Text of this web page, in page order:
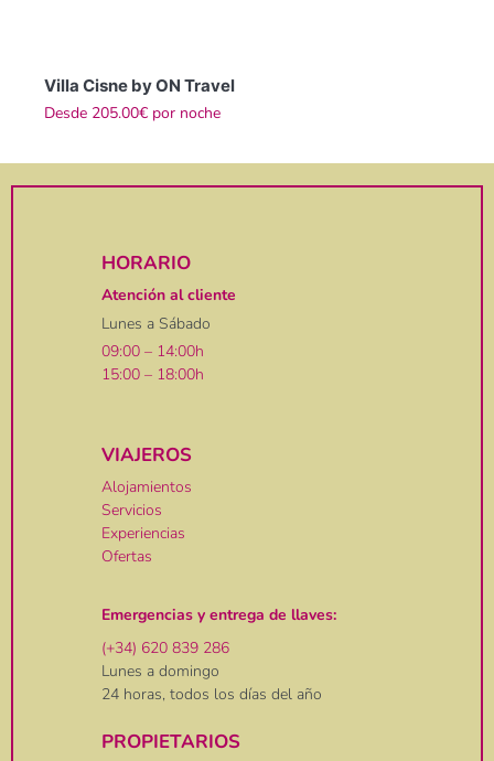
Villa Cisne by ON Travel
Desde 205.00€ por noche
HORARIO
Atención al cliente
Lunes a Sábado
09:00 – 14:00h
15:00 – 18:00h
VIAJEROS
Alojamientos
Servicios
Experiencias
Ofertas
Emergencias y entrega de llaves:
(+34) 620 839 286
Lunes a domingo
24 horas, todos los días del año
PROPIETARIOS